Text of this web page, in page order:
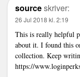
sourceskriver:
26 Jul 2018 kl. 2:19
This is really helpful
about it. I found this
collection. Keep
https://